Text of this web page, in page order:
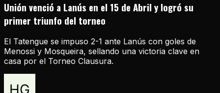
Unión venció a Lanús en el 15 de Abril y logró su
primer triunfo del torneo
El Tatengue se impuso 2-1 ante Lanús con goles de
Menossi y Mosqueira, sellando una victoria clave en
casa por el Torneo Clausura.